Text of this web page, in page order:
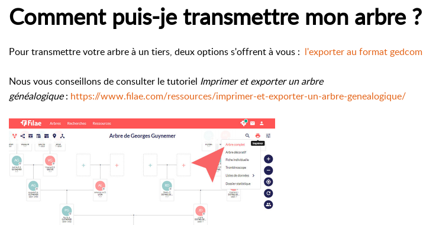
Comment puis-je transmettre mon arbre ?
Pour transmettre votre arbre à un tiers, deux options s'offrent à vous : l'exporter au format gedcom
Nous vous conseillons de consulter le tutoriel Imprimer et exporter un arbre
généalogique: https://www.filae.com/ressources/imprimer-et-exporter-un-arbre-genealogique/